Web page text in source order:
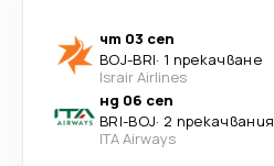
чт 03 сеп
BOJ-BRI· 1 прекачване
Israir Airlines
нд 06 сеп
BRI-BOJ· 2 прекачвания
ITA Airways